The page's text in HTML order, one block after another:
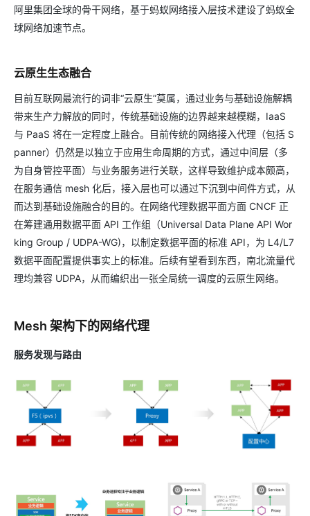
阿里集团全球的骨干网络，基于蚂蚁网络接入层技术建设了蚂蚁全
球网络加速节点。
云原生生态融合
目前互联网最流行的词非“云原生”莫属，通过业务与基础设施解耦
带来生产力解放的同时，传统基础设施的边界越来越模糊，IaaS
与 PaaS 将在一定程度上融合。目前传统的网络接入代理（包括 S
panner）仍然是以独立于应用生命周期的方式，通过中间层（多
为自身管控平面）与业务服务进行关联，这样导致维护成本颇高，
在服务通信 mesh 化后，接入层也可以通过下沉到中间件方式，从
而达到基础设施融合的目的。在网络代理数据平面方面 CNCF 正
在筹建通用数据平面 API 工作组（Universal Data Plane API Wor
king Group / UDPA-WG)，以制定数据平面的标准 API，为 L4/L7
数据平面配置提供事实上的标准。后续有望看到东西，南北流量代
理均兼容 UDPA，从而编织出一张全局统一调度的云原生网络。
Mesh 架构下的网络代理
服务发现与路由